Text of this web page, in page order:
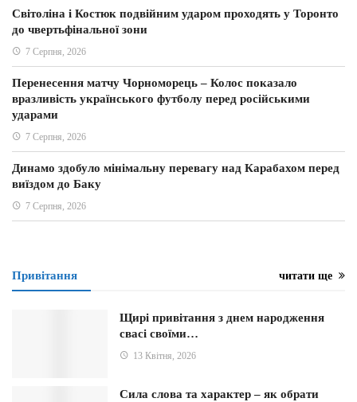
Світоліна і Костюк подвійним ударом проходять у Торонто
до чвертьфінальної зони
7 Серпня, 2026
Перенесення матчу Чорноморець – Колос показало
вразливість українського футболу перед російськими
ударами
7 Серпня, 2026
Динамо здобуло мінімальну перевагу над Карабахом перед
виїздом до Баку
7 Серпня, 2026
Привітання читати ще
Щирі привітання з днем ​​народження
свасі своїми…
13 Квітня, 2026
Сила слова та характер – як обрати